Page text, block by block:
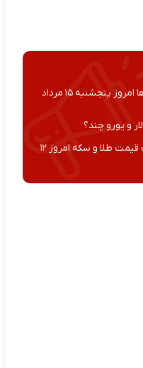
قیمت جدید دلار، یورو و سایر ارزها امروز پنجشنبه ۱۵ مرداد
ریزش یا صعود؟ / آخرین وضعیت قیمت طلا و سکه امروز ۱۲